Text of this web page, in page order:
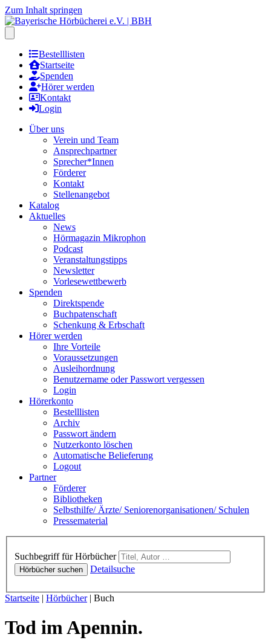
Zum Inhalt springen
Bestelllisten
Startseite
Spenden
Hörer werden
Kontakt
Login
Über uns
Verein und Team
Ansprechpartner
Sprecher*Innen
Förderer
Kontakt
Stellenangebot
Katalog
Aktuelles
News
Hörmagazin Mikrophon
Podcast
Veranstaltungstipps
Newsletter
Vorlesewettbewerb
Spenden
Direktspende
Buchpatenschaft
Schenkung & Erbschaft
Hörer werden
Ihre Vorteile
Voraussetzungen
Ausleihordnung
Benutzername oder Passwort vergessen
Login
Hörerkonto
Bestelllisten
Archiv
Passwort ändern
Nutzerkonto löschen
Automatische Belieferung
Logout
Partner
Förderer
Bibliotheken
Selbsthilfe/ Ärzte/ Seniorenorganisationen/ Schulen
Pressematerial
Suchbegriff für Hörbücher
Hörbücher suchen Detailsuche
Sie sind hier:
Startseite | Hörbücher| Buch
Tod im Apennin.